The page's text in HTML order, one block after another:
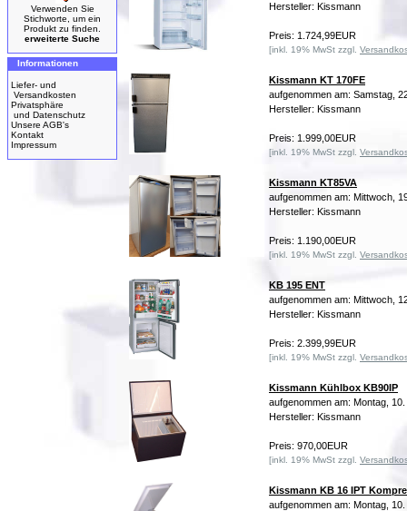
Verwenden Sie
Stichworte, um ein
Produkt zu finden.
erweiterte Suche
Informationen
Liefer- und
Versandkosten
Privatsphäre
und Datenschutz
Unsere AGB's
Kontakt
Impressum
Hersteller: Kissmann
Preis: 1.724,99EUR
[inkl. 19% MwSt zzgl.
Kissmann KT 170FE
aufgenommen am: Samstag,
Hersteller: Kissmann
Preis: 1.999,00EUR
[inkl. 19% MwSt zzgl.
Kissmann KT85VA
aufgenommen am: Mittwoch,
Hersteller: Kissmann
Preis: 1.190,00EUR
[inkl. 19% MwSt zzgl.
KB 195 ENT
aufgenommen am: Mittwoch,
Hersteller: Kissmann
Preis: 2.399,99EUR
[inkl. 19% MwSt zzgl.
Kissmann Kühlbox KB90IP
aufgenommen am: Montag,
Hersteller: Kissmann
Preis: 970,00EUR
[inkl. 19% MwSt zzgl.
Kissmann KB 16 IPT
aufgenommen am: Montag,